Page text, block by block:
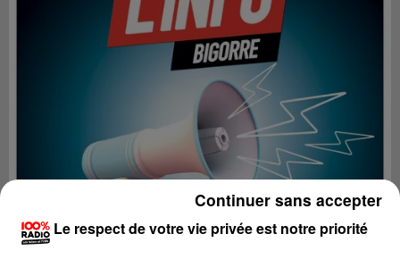
Le respect de votre vie privée est notre priorité
Continuer sans accepter